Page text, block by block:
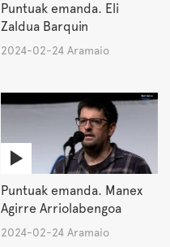
Puntuak emanda. Eli
Zaldua Barquin
2024-02-24 Aramaio
Puntuak emanda. Manex
Agirre Arriolabengoa
2024-02-24 Aramaio